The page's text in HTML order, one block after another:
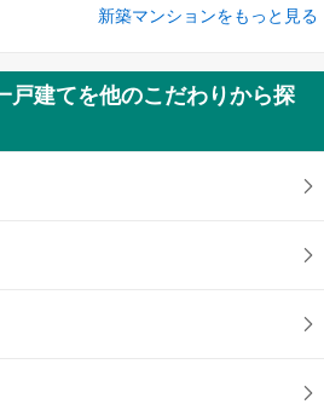
新築マンション
万円・1億290万円
・3LDK
新築マンションをもっと見る
戸建てを他のこだわりから探